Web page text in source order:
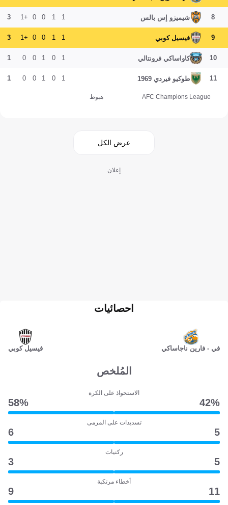
8 شيميزو إس بالس 1
1
0
0
+1
3
9 فيسيل كوبي 1
1
0
0
+1
3
10 كاواساكي فرونتالي 1
0
1
0
0
1
11 طوكيو فيردي 1969 1
0
1
0
0
1
AFC Champions League هبوط
عرض الكل
إعلان
في - فارين ناجاساكي
احصائيات
فيسيل كوبي
المُلخص
الاستحواذ على الكرة
42‎%‎
58‎%‎
تسديدات على المرمى
5
6
ركنيات
5
3
أخطاء مرتكبة
11
9